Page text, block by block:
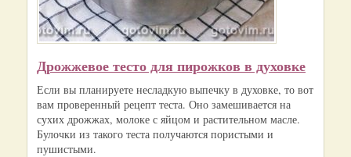
Дрожжевое тесто для пирожков в духовке
Если вы планируете несладкую выпечку в духовке, то вот
вам проверенный рецепт теста. Оно замешивается на
сухих дрожжах, молоке с яйцом и растительном масле.
Булочки из такого теста получаются пористыми и
пушистыми.